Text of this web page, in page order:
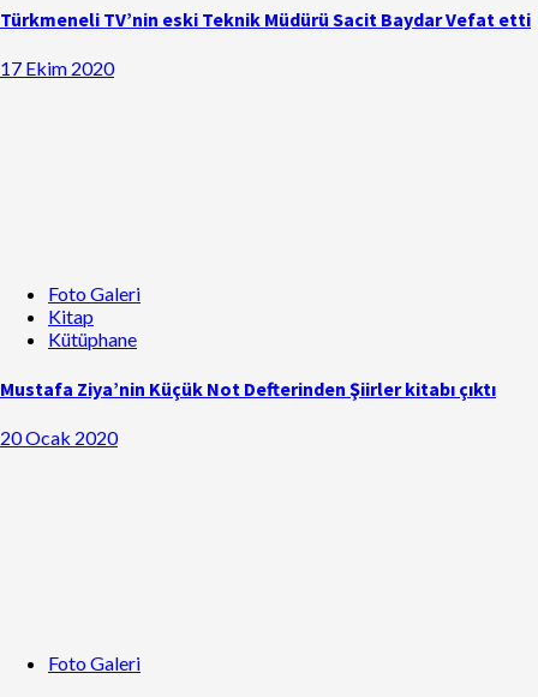
Türkmeneli TV’nin eski Teknik Müdürü Sacit Baydar Vefat etti
17 Ekim 2020
Foto Galeri
Kitap
Kütüphane
Mustafa Ziya’nin Küçük Not Defterinden Şiirler kitabı çıktı
20 Ocak 2020
Foto Galeri